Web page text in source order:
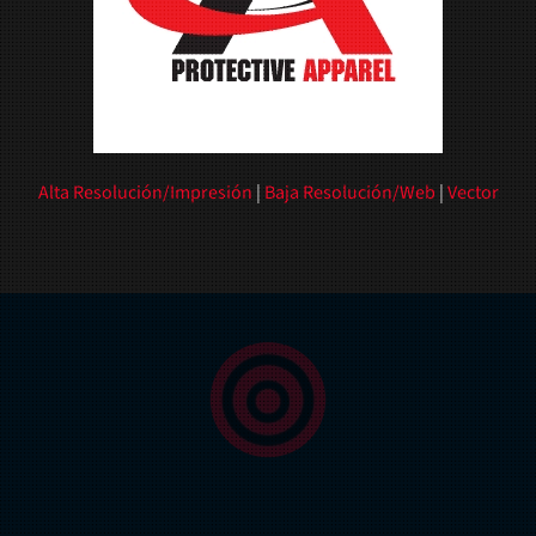
Alta Resolución/Impresión | Baja Resolución/Web |Vector